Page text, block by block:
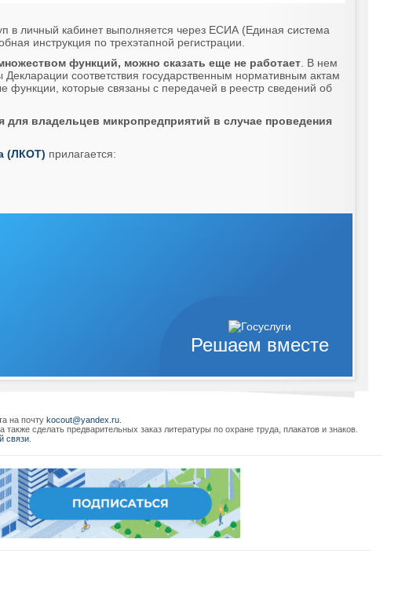
в личный кабинет выполняется через ЕСИА (Единая система
инструкция по трехэтапной регистрации.
функций, можно сказать еще не работает. В нем
соответствия государственным нормативным актам
которые связаны с передачей в реестр сведений об
для владельцев микропредприятий в случае проведения
(ЛКОТ) прилагается:
Решаем вместе
на почту kocout@yandex.ru
сделать предварительных заказ литературы по охране труда, плакатов и знаков.
связи